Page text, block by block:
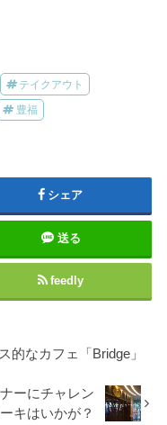
テイクアウト
豊福
シェア
送る
feedly
的なカフェ「Bridge」
ーにチャレン
キはいかが？